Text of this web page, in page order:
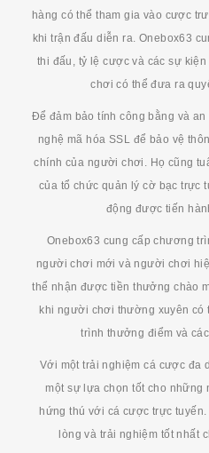
hàng có thể tham gia vào cược
khi trận đấu diễn ra. Onebox63
thi đấu, tỷ lệ cược và các sự
chơi có thể đưa ra
Để đảm bảo tính công bằng và
nghệ mã hóa SSL để bảo vệ
chính của người chơi. Họ cũng
của tổ chức quản lý cờ bạc trực
động được tiến
Onebox63 cung cấp chương
người chơi mới và người chơi
thể nhận được tiền thưởng chào
khi người chơi thường xuyên có
trình thưởng điểm và
Với một trải nghiệm cá cược đa
một sự lựa chọn tốt cho những
hứng thú với cá cược trực
lòng và trải nghiệm tốt nhất